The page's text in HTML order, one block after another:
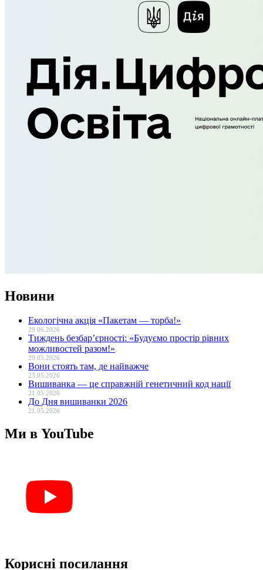
Новини
Екологічна акція «Пакетам — торба!»
29.06.2026
Тиждень безбар’єрності: «Будуємо простір рівних
можливостей разом!»
29.05.2026
Вони стоять там, де найважче
23.05.2026
Вишиванка — це справжній генетичний код нації
21.05.2026
До Дня вишиванки 2026
21.05.2026
Ми в YouTube
Корисні посилання